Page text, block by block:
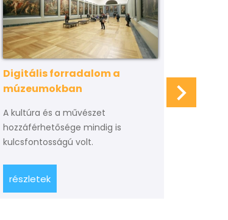
Digitális forradalom a
múzeumokban
A kultúra és a művészet
hozzáférhetősége mindig is
kulcsfontosságú volt.
részletek
virtuális